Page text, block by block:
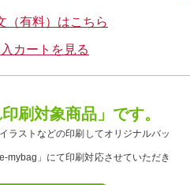
（有料）はこちら
カートを見る
刷対象商品」です。
ラストなどの印刷してオリジナルバッ
mybag」にて印刷対応させていただき